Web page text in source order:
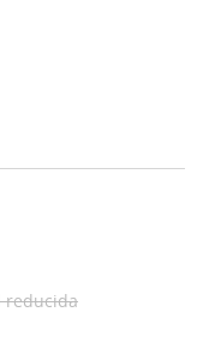
reducida